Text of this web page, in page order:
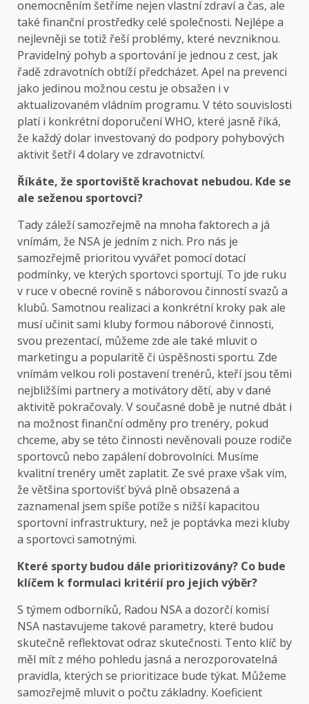
onemocněním šetříme nejen vlastní zdraví a čas, ale
také finanční prostředky celé společnosti. Nejlépe a
nejlevněji se totiž řeší problémy, které nevzniknou.
Pravidelný pohyb a sportování je jednou z cest, jak
řadě zdravotních obtíží předcházet. Apel na prevenci
jako jedinou možnou cestu je obsažen i v
aktualizovaném vládním programu. V této souvislosti
platí i konkrétní doporučení WHO, které jasně říká,
že každý dolar investovaný do podpory pohybových
aktivit šetří 4 dolary ve zdravotnictví.
Říkáte, že sportoviště krachovat nebudou. Kde se
ale seženou sportovci?
Tady záleží samozřejmě na mnoha faktorech a já
vnímám, že NSA je jedním z nich. Pro nás je
samozřejmě prioritou vyvářet pomocí dotací
podmínky, ve kterých sportovci sportují. To jde ruku
v ruce v obecné rovině s náborovou činností svazů a
klubů. Samotnou realizaci a konkrétní kroky pak ale
musí učinit sami kluby formou náborové činnosti,
svou prezentací, můžeme zde ale také mluvit o
marketingu a popularitě či úspěšnosti sportu. Zde
vnímám velkou roli postavení trenérů, kteří jsou těmi
nejbližšími partnery a motivátory dětí, aby v dané
aktivitě pokračovaly. V současné době je nutné dbát i
na možnost finanční odměny pro trenéry, pokud
chceme, aby se této činnosti nevěnovali pouze rodiče
sportovců nebo zapálení dobrovolníci. Musíme
kvalitní trenéry umět zaplatit. Ze své praxe však vím,
že většina sportovišť bývá plně obsazená a
zaznamenal jsem spíše potíže s nižší kapacitou
sportovní infrastruktury, než je poptávka mezi kluby
a sportovci samotnými.
Které sporty budou dále prioritizovány? Co bude
klíčem k formulaci kritérií pro jejich výběr?
S týmem odborníků, Radou NSA a dozorčí komisí
NSA nastavujeme takové parametry, které budou
skutečně reflektovat odraz skutečnosti. Tento klíč by
měl mít z mého pohledu jasná a nerozporovatelná
pravidla, kterých se prioritizace bude týkat. Můžeme
samozřejmě mluvit o počtu základny. Koeficient